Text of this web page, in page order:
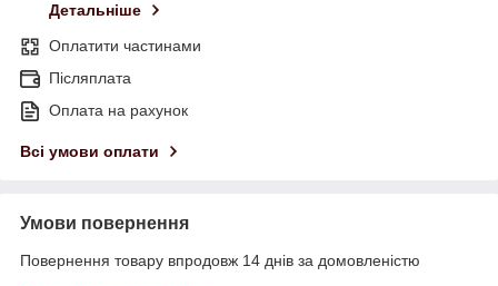
Детальніше
Оплатити частинами
Післяплата
Оплата на рахунок
Всі умови оплати
Умови повернення
Повернення товару впродовж 14 днів за домовленістю